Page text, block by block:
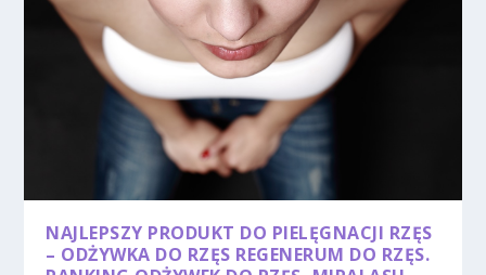
NAJLEPSZY PRODUKT DO PIELĘGNACJI RZĘS
– ODŻYWKA DO RZĘS REGENERUM DO RZĘS.